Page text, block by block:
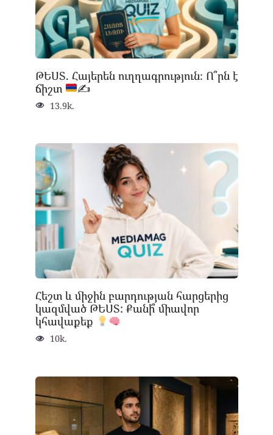
ԹԵՍՏ. Հայերեն ուղղագրություն։ Ո՞րն է
ճիշտ
✍
13.9k.
Հեշտ և միջին բարդության հարցերից
կազմված ԹԵՍՏ: Քանի՞ միավոր
կհավաքեք
10k.